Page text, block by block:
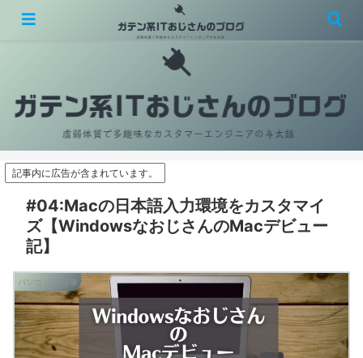
虚弱体質で多趣味なカスタマーエンジニアの与太話
記事内に広告が含まれています。
#04:Macの日本語入力環境をカスタマイ
ズ【WindowsなおじさんのMacデビュー
記】
パソコン/お仕事